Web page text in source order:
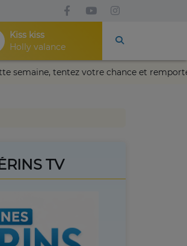
Kiss kiss
Holly valance
Cette semaine, tentez votre chance et
TV